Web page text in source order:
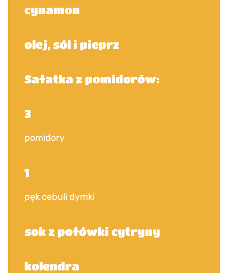
cynamon
olej, sól i pieprz
Sałatka z pomidorów:
3
pomidory
1
pęk cebuli dymki
sok z połówki cytryny
kolendra